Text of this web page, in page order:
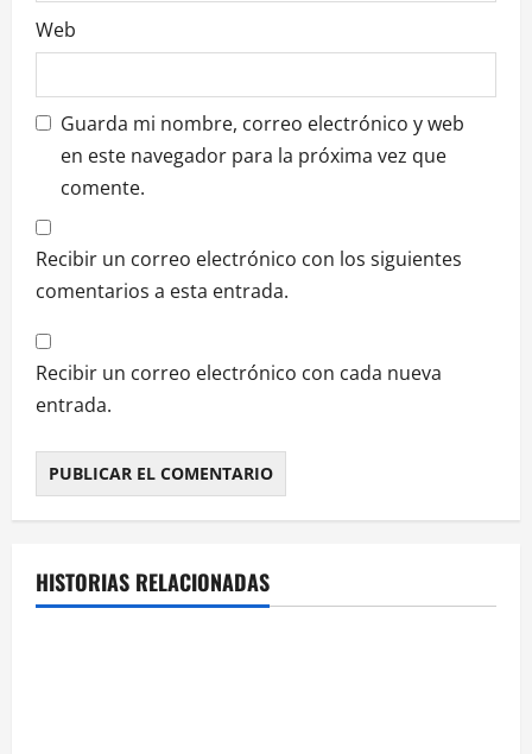
s
Web
Guarda mi nombre, correo electrónico y web
en este navegador para la próxima vez que
comente.
Recibir un correo electrónico con los siguientes
comentarios a esta entrada.
Recibir un correo electrónico con cada nueva
entrada.
HISTORIAS RELACIONADAS
¿HABLAMOS DE VINO? NOTICIAS